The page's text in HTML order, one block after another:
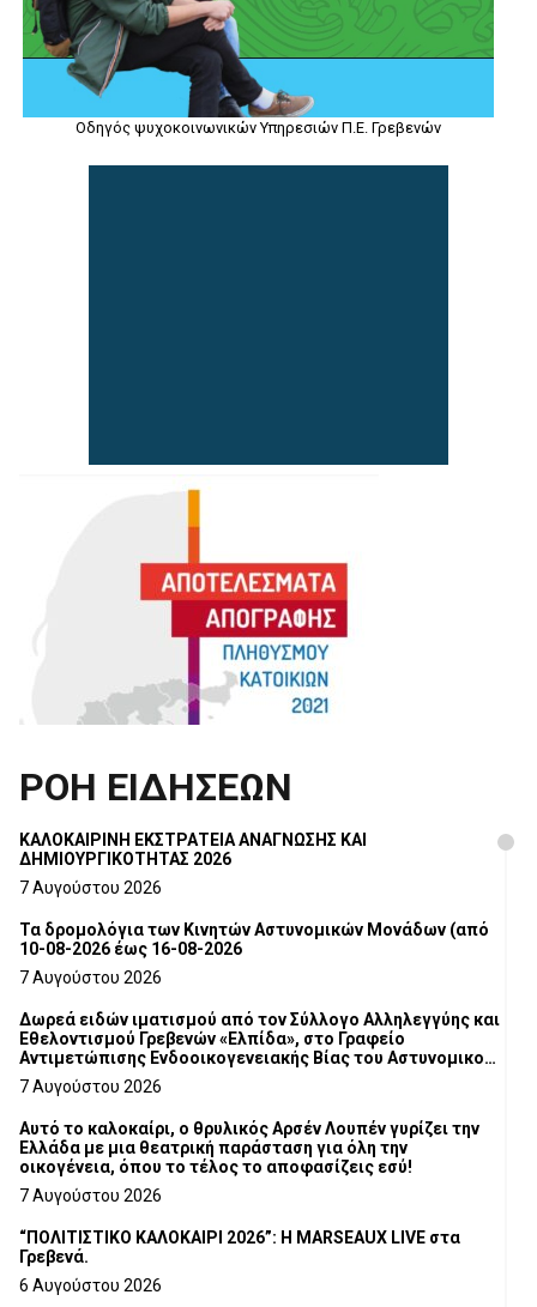
Οδηγός ψυχοκοινωνικών Υπηρεσιών Π.Ε. Γρεβενών
ΡΟΗ ΕΙΔΗΣΕΩΝ
ΚΑΛΟΚΑΙΡΙΝΗ ΕΚΣΤΡΑΤΕΙΑ ΑΝΑΓΝΩΣΗΣ ΚΑΙ
ΔΗΜΙΟΥΡΓΙΚΟΤΗΤΑΣ 2026
7 Αυγούστου 2026
Τα δρομολόγια των Κινητών Αστυνομικών Μονάδων (από
10-08-2026 έως 16-08-2026
7 Αυγούστου 2026
Δωρεά ειδών ιματισμού από τον Σύλλογο Αλληλεγγύης και
Εθελοντισμού Γρεβενών «Ελπίδα», στο Γραφείο
Αντιμετώπισης Ενδοοικογενειακής Βίας του Αστυνομικού
Τμήματος Γρεβενών
7 Αυγούστου 2026
Αυτό το καλοκαίρι, ο θρυλικός Αρσέν Λουπέν γυρίζει την
Ελλάδα με μια θεατρική παράσταση για όλη την
οικογένεια, όπου το τέλος το αποφασίζεις εσύ!
7 Αυγούστου 2026
“ΠΟΛΙΤΙΣΤΙΚΟ ΚΑΛΟΚΑΙΡΙ 2026”: Η MARSEAUX LIVE στα
Γρεβενά.
6 Αυγούστου 2026